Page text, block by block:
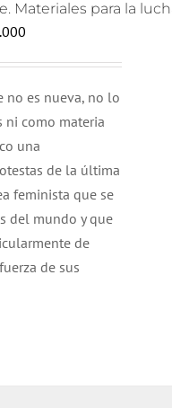
El
es:
$ 13.000.
no es nueva, no lo
ni como materia
una
de la última
feminista que se
del mundo y que
de
de sus